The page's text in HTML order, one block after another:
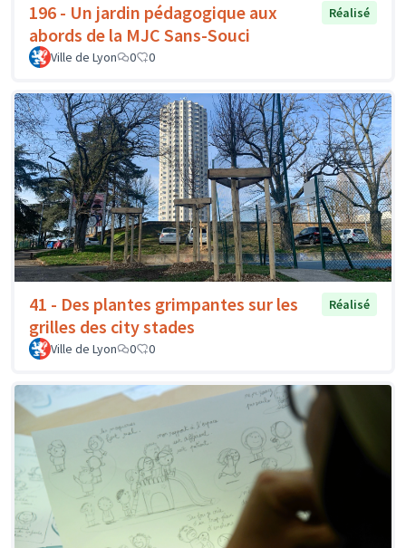
196 - Un jardin pédagogique aux
abords de la MJC Sans-Souci
Réalisé
Ville de Lyon 0 0
41 - Des plantes grimpantes sur les
grilles des city stades
Réalisé
Ville de Lyon 0 0